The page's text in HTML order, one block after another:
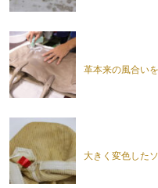
革本来の風合い
大きく変色した